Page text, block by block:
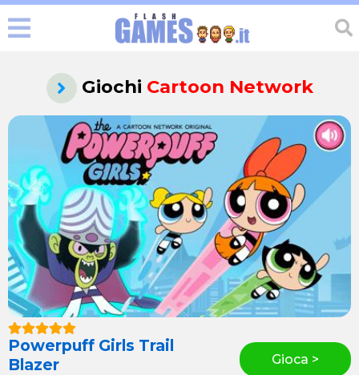
Giochi Cartoon Network
Powerpuff Girls Trail
Blazer
Gioca >